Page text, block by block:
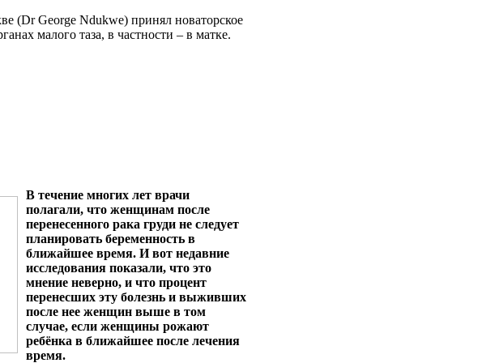
(Dr George Ndukwe) принял новаторское
малого таза, в частности – в матке.
В течение многих лет врачи
полагали, что женщинам после
перенесенного рака груди не следует
планировать беременность в
ближайшее время. И вот недавние
исследования показали, что это
мнение неверно, и что процент
перенесших эту болезнь и выживших
после нее женщин выше в том
случае, если женщины рожают
ребёнка в ближайшее после лечения
время.